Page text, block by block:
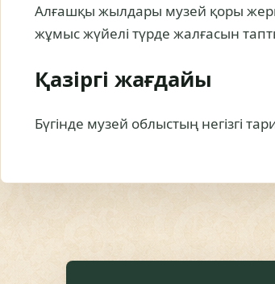
Алғашқы жылдары музей қоры
жұмыс жүйелі түрде жалғасын
Қазіргі жағдайы
Бүгінде музей облыстың негізгі